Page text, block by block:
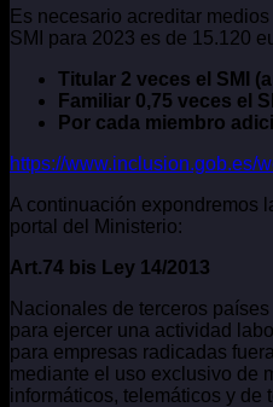
Es necesario acreditar
SMI para 2023 es de 15.120
Titular 2 veces el SMI
Familiar 0,75 veces el
Por cada miembro
https://www.inclusion.gob.es/
A continuación expondremos
portal del Ministerio:
Art.74 bis Ley 14/2013
Nacionales de terceros
para ejercer una actividad
para empresas radicadas
mediante el uso exclusivo de
informáticos, telemáticos y de